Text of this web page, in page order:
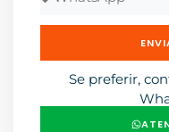
Se preferir,